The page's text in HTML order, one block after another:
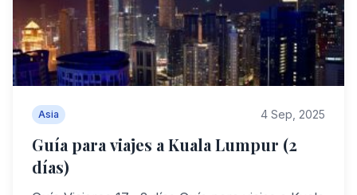
Asia 4 Sep, 2025
Guía para viajes a Kuala Lumpur (2
días)